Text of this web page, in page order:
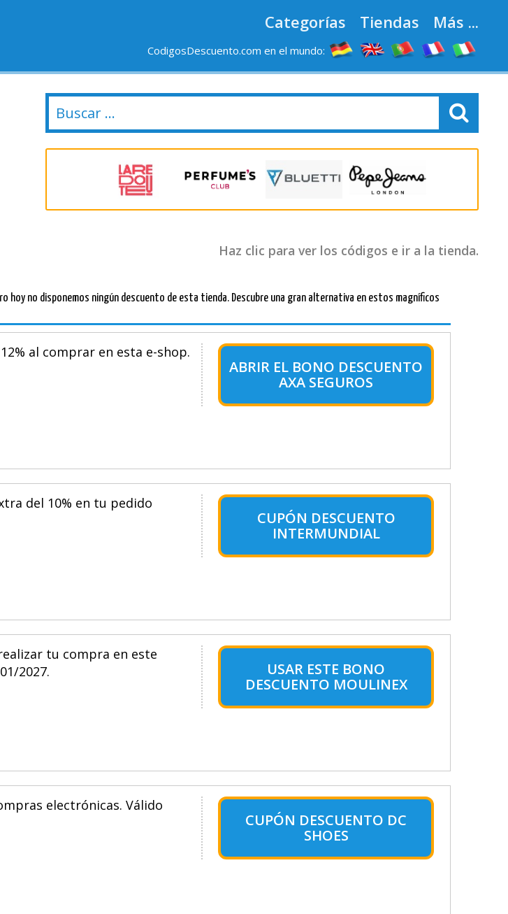
Categorías Tiendas Más ...
CodigosDescuento.com en el mundo:
NUEVAS TIENDAS
Haz clic para ver los códigos e ir a la tienda.
hoy no disponemos ningún descuento de esta tienda. Descubre una gran alternativa en estos magníficos
al comprar en esta e-shop.
ABRIR EL BONO DESCUENTO
AXA SEGUROS
del 10% en tu pedido
CUPÓN DESCUENTO
INTERMUNDIAL
tu compra en este
2027.
USAR ESTE BONO
DESCUENTO MOULINEX
electrónicas. Válido
CUPÓN DESCUENTO DC
SHOES